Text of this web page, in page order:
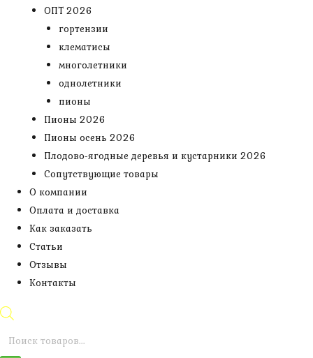
ОПТ 2026
гортензии
клематисы
многолетники
однолетники
пионы
Пионы 2026
Пионы осень 2026
Плодово-ягодные деревья и кустарники 2026
Сопутствующие товары
О компании
Оплата и доставка
Как заказать
Статьи
Отзывы
Контакты
Поиск